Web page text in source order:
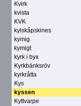
Kvirk
kvista
KVK
kylskåpskines
kymig
kymigt
kyrk i byx
Kyrkbänksröv
kyrkråtta
Kys
kyssen
Kyttvarpe